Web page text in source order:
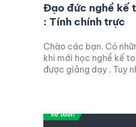
Đạo đức nghề kế
: Tính chính trực
Chào các bạn. Có
khi mới học nghề kế
được giảng dạy . Tuy